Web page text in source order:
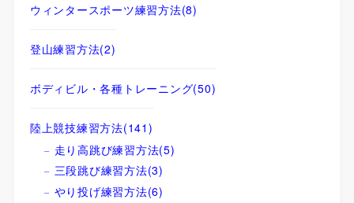
ウィンタースポーツ練習方法(8)
登山練習方法(2)
ボディビル・各種トレーニング(50)
陸上競技練習方法(141)
走り高跳び練習方法(5)
三段跳び練習方法(3)
やり投げ練習方法(6)